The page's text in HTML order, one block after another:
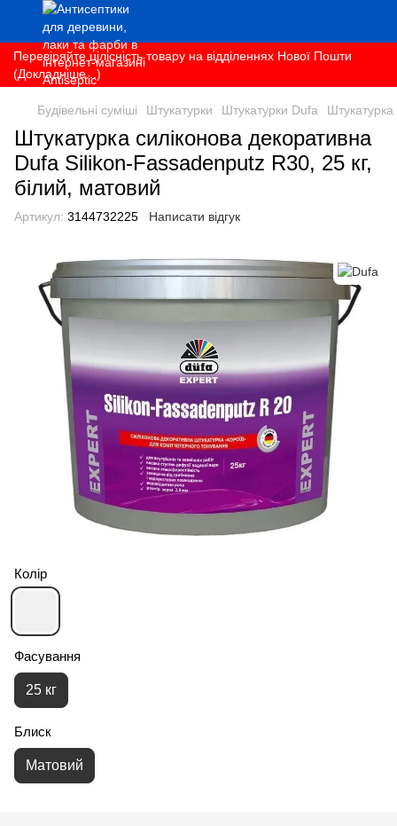
Перевіряйте цілісність товару на відділеннях Нової Пошти
(Докладніше...)
Будівельні суміші Штукатурки Штукатурки Dufa
Штукатурка силіконова декоративна
Dufa Silikon-Fassadenputz R30, 25 кг,
білий, матовий
Артикул: 3144732225 Написати відгук
Колір
Фасування
25 кг
Блиск
Матовий